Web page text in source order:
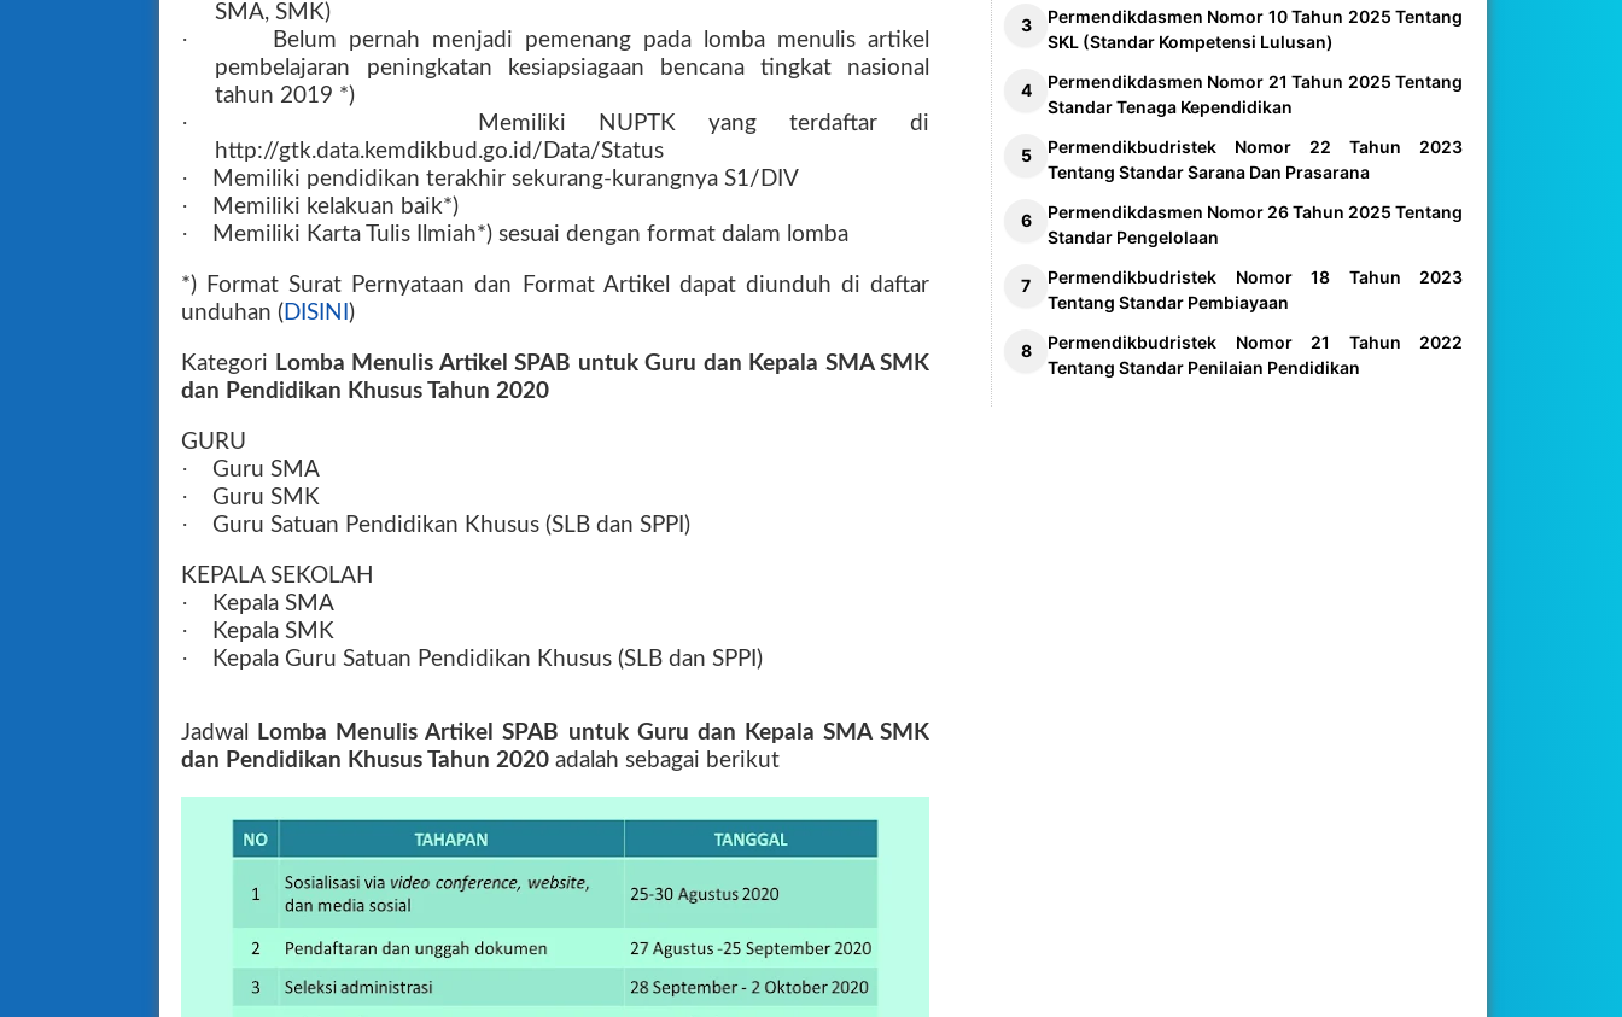
SMA, SMK)
·
Belum pernah menjadi pemenang pada lomba menulis artikel
pembelajaran peningkatan kesiapsiagaan bencana tingkat nasional
tahun 2019 *)
·
Memiliki NUPTK yang terdaftar di
http://gtk.data.kemdikbud.go.id/Data/Status
· Memiliki pendidikan terakhir sekurang-kurangnya S1/DIV
· Memiliki kelakuan baik*)
· Memiliki Karta Tulis Ilmiah*) sesuai dengan format dalam lomba
*) Format Surat Pernyataan dan Format Artikel dapat diunduh di daftar
unduhan ( DISINI )
Kategori Lomba Menulis Artikel SPAB untuk Guru dan Kepala SMA SMK
dan Pendidikan Khusus Tahun 2020
GURU
· Guru SMA
· Guru SMK
· Guru Satuan Pendidikan Khusus (SLB dan SPPI)
KEPALA SEKOLAH
· Kepala SMA
· Kepala SMK
· Kepala Guru Satuan Pendidikan Khusus (SLB dan SPPI)
Jadwal
Lomba Menulis Artikel SPAB untuk Guru dan Kepala SMA SMK
dan Pendidikan Khusus Tahun 2020 adalah sebagai berikut
Permendikdasmen Nomor 10 Tahun 2025 Tentang
SKL (Standar Kompetensi Lulusan)
Permendikdasmen Nomor 21 Tahun 2025 Tentang
Standar Tenaga Kependidikan
Permendikbudristek Nomor 22 Tahun 2023
Tentang Standar Sarana Dan Prasarana
Permendikdasmen Nomor 26 Tahun 2025 Tentang
Standar Pengelolaan
Permendikbudristek Nomor 18 Tahun 2023
Tentang Standar Pembiayaan
Permendikbudristek Nomor 21 Tahun 2022
Tentang Standar Penilaian Pendidikan